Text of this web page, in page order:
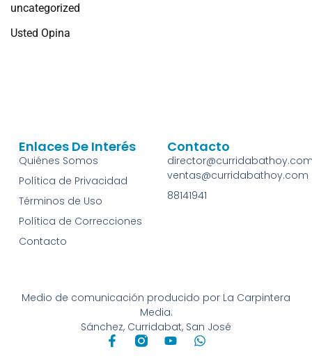
uncategorized
Usted Opina
Medio de comunicación producido por La Carpintera
Media.
Sánchez, Curridabat, San José
Enlaces De Interés
Quiénes Somos
Política de Privacidad
Términos de Uso
Política de Correcciones
Contacto
Contacto
ventas@curridabathoy.com
88141941